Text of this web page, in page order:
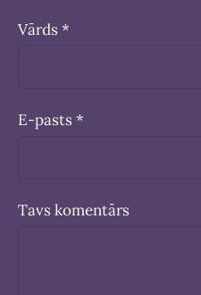
Vārds *
E-pasts *
Tavs komentārs